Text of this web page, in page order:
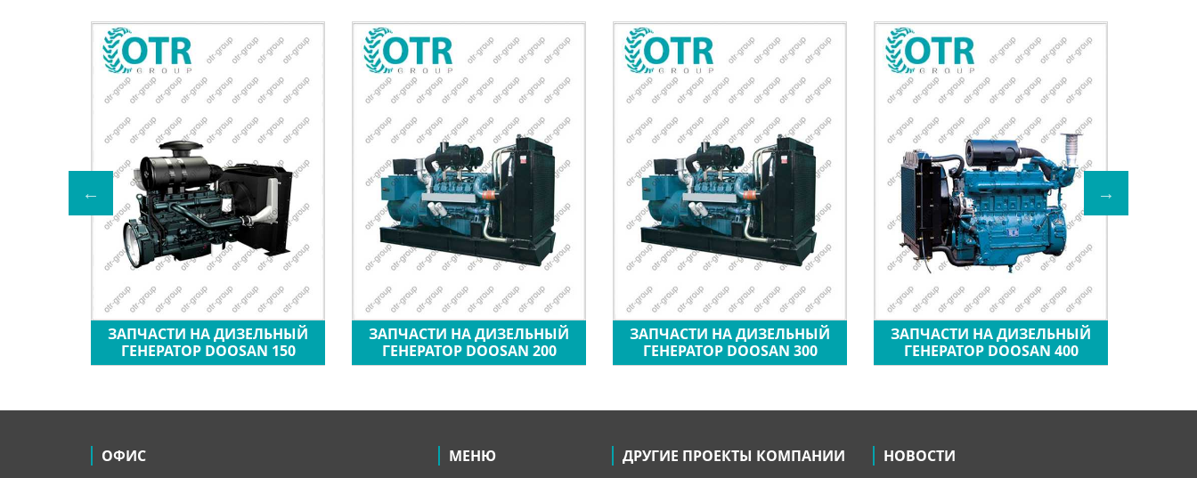
ЗАПЧАСТИ НА ДИЗЕЛЬНЫЙ
ГЕНЕРАТОР DOOSAN 150
ЗАПЧАСТИ НА ДИЗЕЛЬНЫЙ
ГЕНЕРАТОР DOOSAN 200
ЗАПЧАСТИ НА ДИЗЕЛЬНЫЙ
ГЕНЕРАТОР DOOSAN 300
ЗАПЧАСТИ НА ДИЗЕЛЬНЫЙ
ГЕНЕРАТОР DOOSAN 400
ОФИС МЕНЮ ДРУГИЕ ПРОЕКТЫ КОМПАНИИ НОВОСТИ